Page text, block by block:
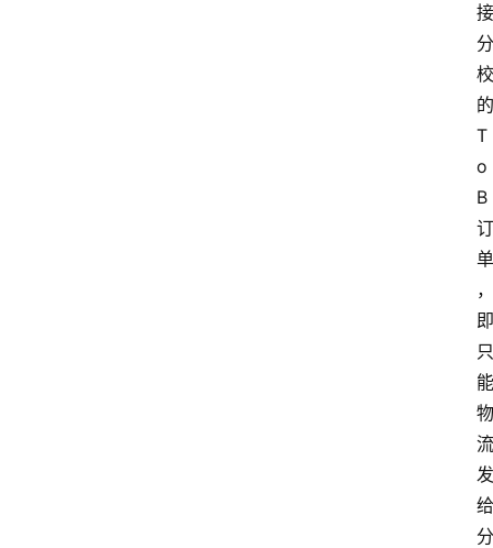
接
分
校
的
T
o
B
订
单
，
即
只
能
物
流
发
给
分